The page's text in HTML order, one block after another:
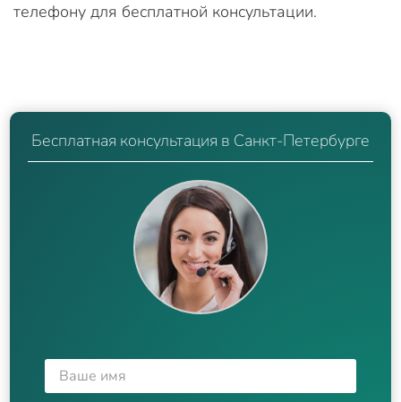
телефону для бесплатной консультации.
Бесплатная консультация в Санкт-Петербурге